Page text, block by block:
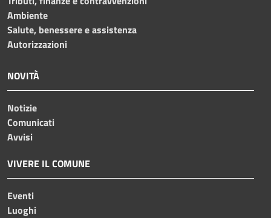
Ambiente
Salute, benessere e assistenza
Autorizzazioni
NOVITÀ
Notizie
Comunicati
Avvisi
VIVERE IL COMUNE
Eventi
Luoghi